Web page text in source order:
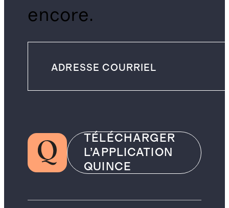
encore.
TÉLÉCHARGER
L’APPLICATION
QUINCE